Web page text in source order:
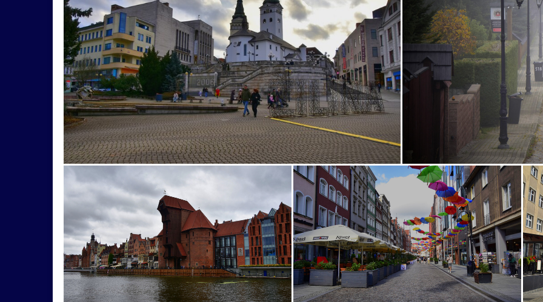
archeoskanzen architektrúra arichitektúra autobus Banská bašta Beckov bedľa
broskyňa búdka bugatti Čabra´d čajník červená Čičva Cimburk čižmy čln
dedičstvo dedina detail diery dieťa dievča Divín divý domček drrevenice
had hlaváčik hodiny Horehronie Hradčany huby husi Hustopeče chalúpky chata
jaguár jahniatkko Jánošíkové japonská Jaskyňa Jízda kačica kalvária
kláštor knižnica koliba komín kompa kopce Korvín kostolík kovozoo
kultúrne kvery kvetz kvezy labuť lama lavičky Lazienky Lednica
loxodonta Ludrová lúka lyžiar mačka Ma´darsko MaláFatra mandľovník Mara
mosty Motlawa mráz najdlhší nálada námraza NezbudskáLúčka Nina Nízke
Oponice ostrov ovocie ovocný pamatka pamätník pamiaka pamiarka pamiatky